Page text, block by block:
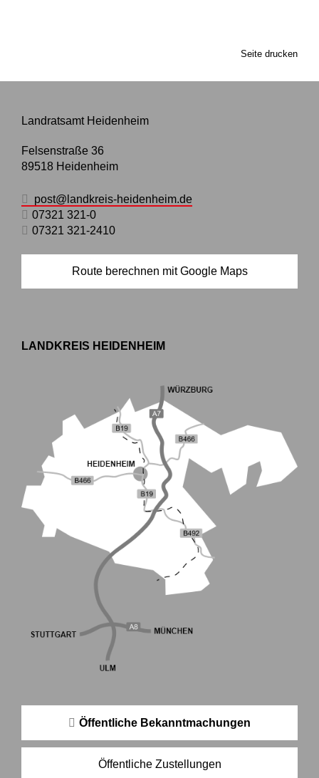
Seite drucken
Landratsamt Heidenheim
Felsenstraße 36
89518 Heidenheim
post@landkreis-heidenheim.de
07321 321-0
07321 321-2410
Route berechnen mit Google Maps
LANDKREIS HEIDENHEIM
Öffentliche Bekanntmachungen
Öffentliche Zustellungen